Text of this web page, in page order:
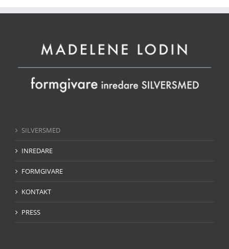
SILVERSMED
INREDARE
FORMGIVARE
KONTAKT
PRESS